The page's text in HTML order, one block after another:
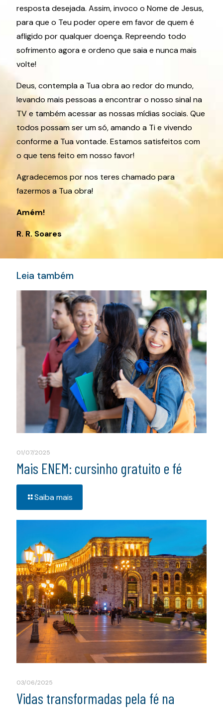
resposta desejada. Assim, invoco o Nome de Jesus,
para que o Teu poder opere em favor de quem é
afligido por qualquer doença. Repreendo todo
sofrimento agora e ordeno que saia e nunca mais
volte!
Deus, contempla a Tua obra ao redor do mundo,
levando mais pessoas a encontrar o nosso sinal na
TV e também acessar as nossas mídias sociais. Que
todos possam ser um só, amando a Ti e vivendo
conforme a Tua vontade. Estamos satisfeitos com
o que tens feito em nosso favor!
Agradecemos por nos teres chamado para
fazermos a Tua obra!
Amém!
R. R. Soares
Leia também
01/07/2025
Mais ENEM: cursinho gratuito e fé
Saiba mais
03/06/2025
Vidas transformadas pela fé na